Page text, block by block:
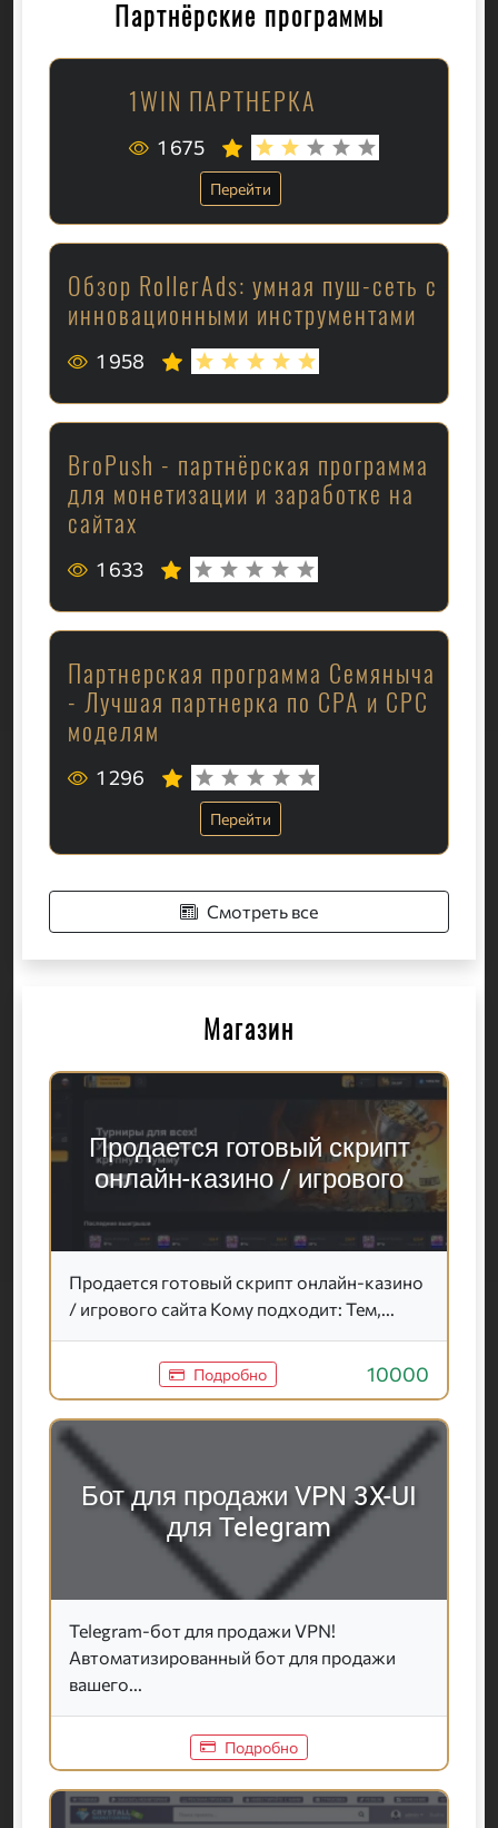
Партнёрские программы
1WIN ПАРТНЕРКА
1 675
Перейти
Обзор RollerAds: умная пуш-сеть с
инновационными инструментами
1 958
BroPush - партнёрская программа
для монетизации и заработке на
сайтах
1 633
Партнерская программа Семяныча
- Лучшая партнерка по CPA и CPC
моделям
1 296
Перейти
Смотреть все
Магазин
Продается готовый скрипт
онлайн-казино / игрового
Продается готовый скрипт онлайн-казино
/ игрового сайта Кому подходит: Тем,...
Подробно 10000
Бот для продажи VPN 3X-UI
для Telegram
Telegram-бот для продажи VPN!
Автоматизированный бот для продажи
вашего...
Подробно